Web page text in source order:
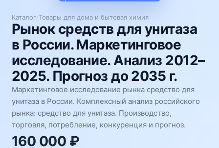
Каталог/Товары для дома и бытовая химия
Рынок средств для унитаза
в России. Маркетинговое
исследование. Анализ 2012–
2025. Прогноз до 2035 г.
Маркетинговое исследование рынка средство для
унитаза в России. Комплексный анализ российского
рынка: средство для унитаза. Производство,
торговля, потребление, конкуренция и прогноз.
160 000 ₽